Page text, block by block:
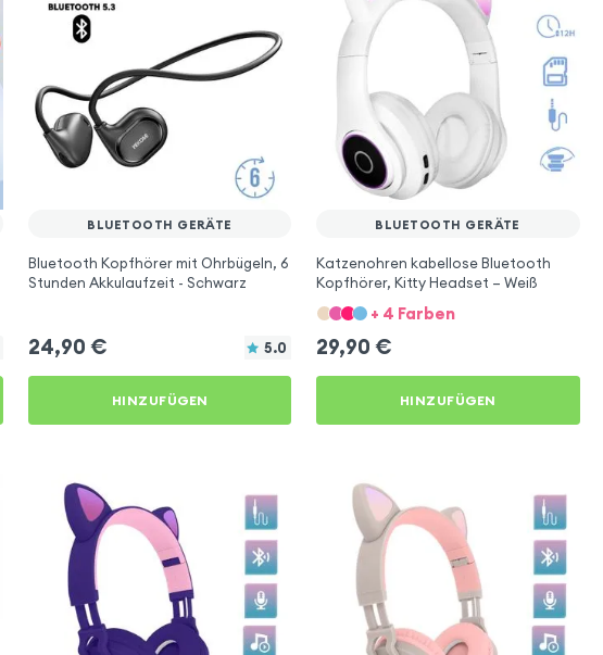
BLUETOOTH GERÄTE
Bluetooth Kopfhörer mit Ohrbügeln, 6
Stunden Akkulaufzeit - Schwarz
24,90 € 5.0
HINZUFÜGEN
BLUETOOTH GERÄTE
Katzenohren kabellose Bluetooth
Kopfhörer, Kitty Headset – Weiß
+ 4 Farben
29,90 €
HINZUFÜGEN